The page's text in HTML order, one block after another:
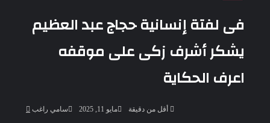
فى لفتة إنسانية حجاج عبد العظيم
يشكر أشرف زكى على موقفه
اعرف الحكاية
سامي راغب مايو 11, 2025 أقل من دقيقة